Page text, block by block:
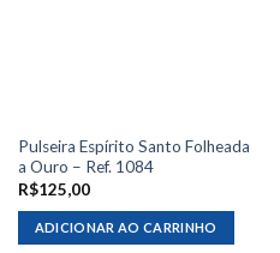
Pulseira Espírito Santo Folheada
a Ouro – Ref. 1084
R$125,00
ADICIONAR AO CARRINHO